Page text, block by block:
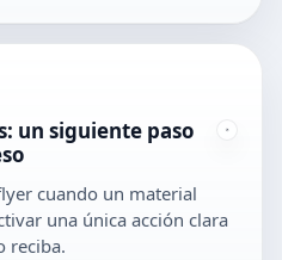
un siguiente paso
cuando un material
una única acción clara
reciba.